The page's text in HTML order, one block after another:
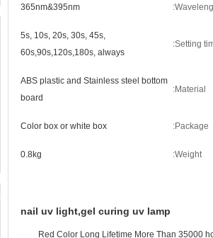
365nm&395nm
Setting
5s, 10s, 20s, 30s, 45s,
60s,90s,120s,180s, always
Material:
ABS plastic and Stainless steel bottom
board
Package:
Color box or white box
Weight:
0.8kg
nail uv light,gel curing uv lamp
Red Color Long Lifetime More Than 35000